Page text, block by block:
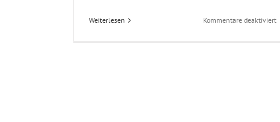
Weiterlesen Kommentare deaktiviertfür